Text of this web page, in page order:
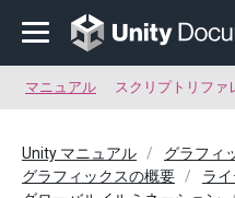
マニュアル スクリプトリファ
Unity マニュアル
グラフィ
グラフィックスの概要
ラ